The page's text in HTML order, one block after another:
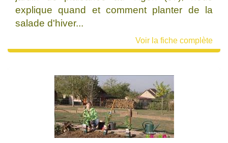
explique quand et comment planter de la
salade d'hiver...
Voir la fiche complète